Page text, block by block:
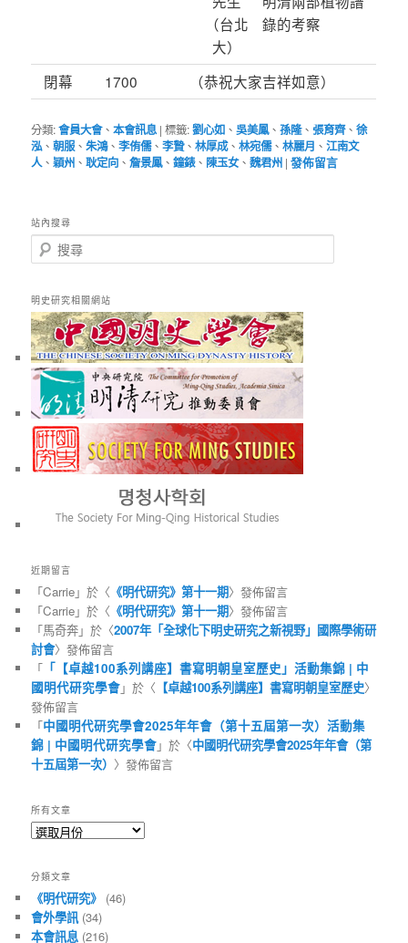
（台北
大）
錄的考察
閉幕 1700 （恭祝大家吉祥如意）
分類:會員大會、本會訊息 |標籤:劉心如 、吳美鳳、孫隆、張育齊、徐
泓、朝服 、朱鴻、李侑儒、李贄、林厚成、林宛儒、林麗月 、江南文
人 、穎州 、耿定向 、詹景鳳、鐘錶、 陳玉女、魏君州 |發佈留言
站內搜尋
搜
尋
明史研究相關網站
近期留言
「Carrie」於〈 《明代研究》第十一期〉發佈留言
「Carrie」於〈 《明代研究》第十一期〉發佈留言
「馬奇奔」於〈2007年「全球化下明史研究之新視野」國際學術研
討會〉發佈留言
「 「【卓越100系列講座】書寫明朝皇室歷史」活動集錦 | 中
國明代研究學會」於〈 【卓越100系列講座】書寫明朝皇室歷史〉
發佈留言
「中國明代研究學會2025年年會（第十五屆第一次）活動集
錦 | 中國明代研究學會」於〈中國明代研究學會2025年年會（第
十五屆第一次） 〉發佈留言
所有文章
所
章
分類文章
《明代研究》 (46)
會外學訊(34)
本會訊息 (216)